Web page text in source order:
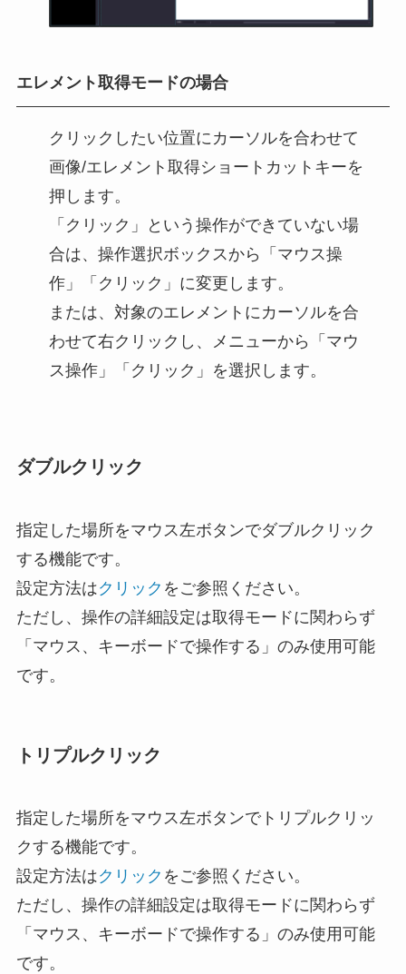
エレメント取得モードの場合
クリックしたい位置にカーソルを合わせて
画像/エレメント取得ショートカットキーを
押します。
「クリック」という操作ができていない場
合は、操作選択ボックスから「マウス操
作」「クリック」に変更します。
または、対象のエレメントにカーソルを合
わせて右クリックし、メニューから「マウ
ス操作」「クリック」を選択します。
ダブルクリック
指定した場所をマウス左ボタンでダブルクリック
する機能です。
設定方法はクリック をご参照ください。
ただし、操作の詳細設定は取得モードに関わらず
「マウス、キーボードで操作する」のみ使用可能
です。
トリプルクリック
指定した場所をマウス左ボタンでトリプルクリッ
クする機能です。
設定方法はクリック をご参照ください。
ただし、操作の詳細設定は取得モードに関わらず
「マウス、キーボードで操作する」のみ使用可能
です。